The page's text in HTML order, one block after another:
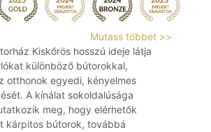
Mutass többet >>
Kiskőrös hosszú ideje látja
különböző bútorokkal,
otthonok egyedi, kényelmes
A kínálat sokoldalúsága
meg, hogy elérhetők
kárpitos bútorok, továbbá